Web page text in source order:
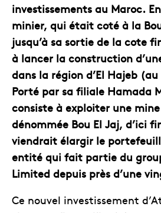
investissements au Maroc.
minier, qui était coté à la
jusqu’à sa sortie de la cote
à lancer la construction
dans la région d’El Hajeb
Porté par sa filiale Hamada
consiste à exploiter une
dénommée Bou El Jaj, d’ici
viendrait élargir le
entité qui fait partie du
Limited depuis près d’une
Ce nouvel investissement